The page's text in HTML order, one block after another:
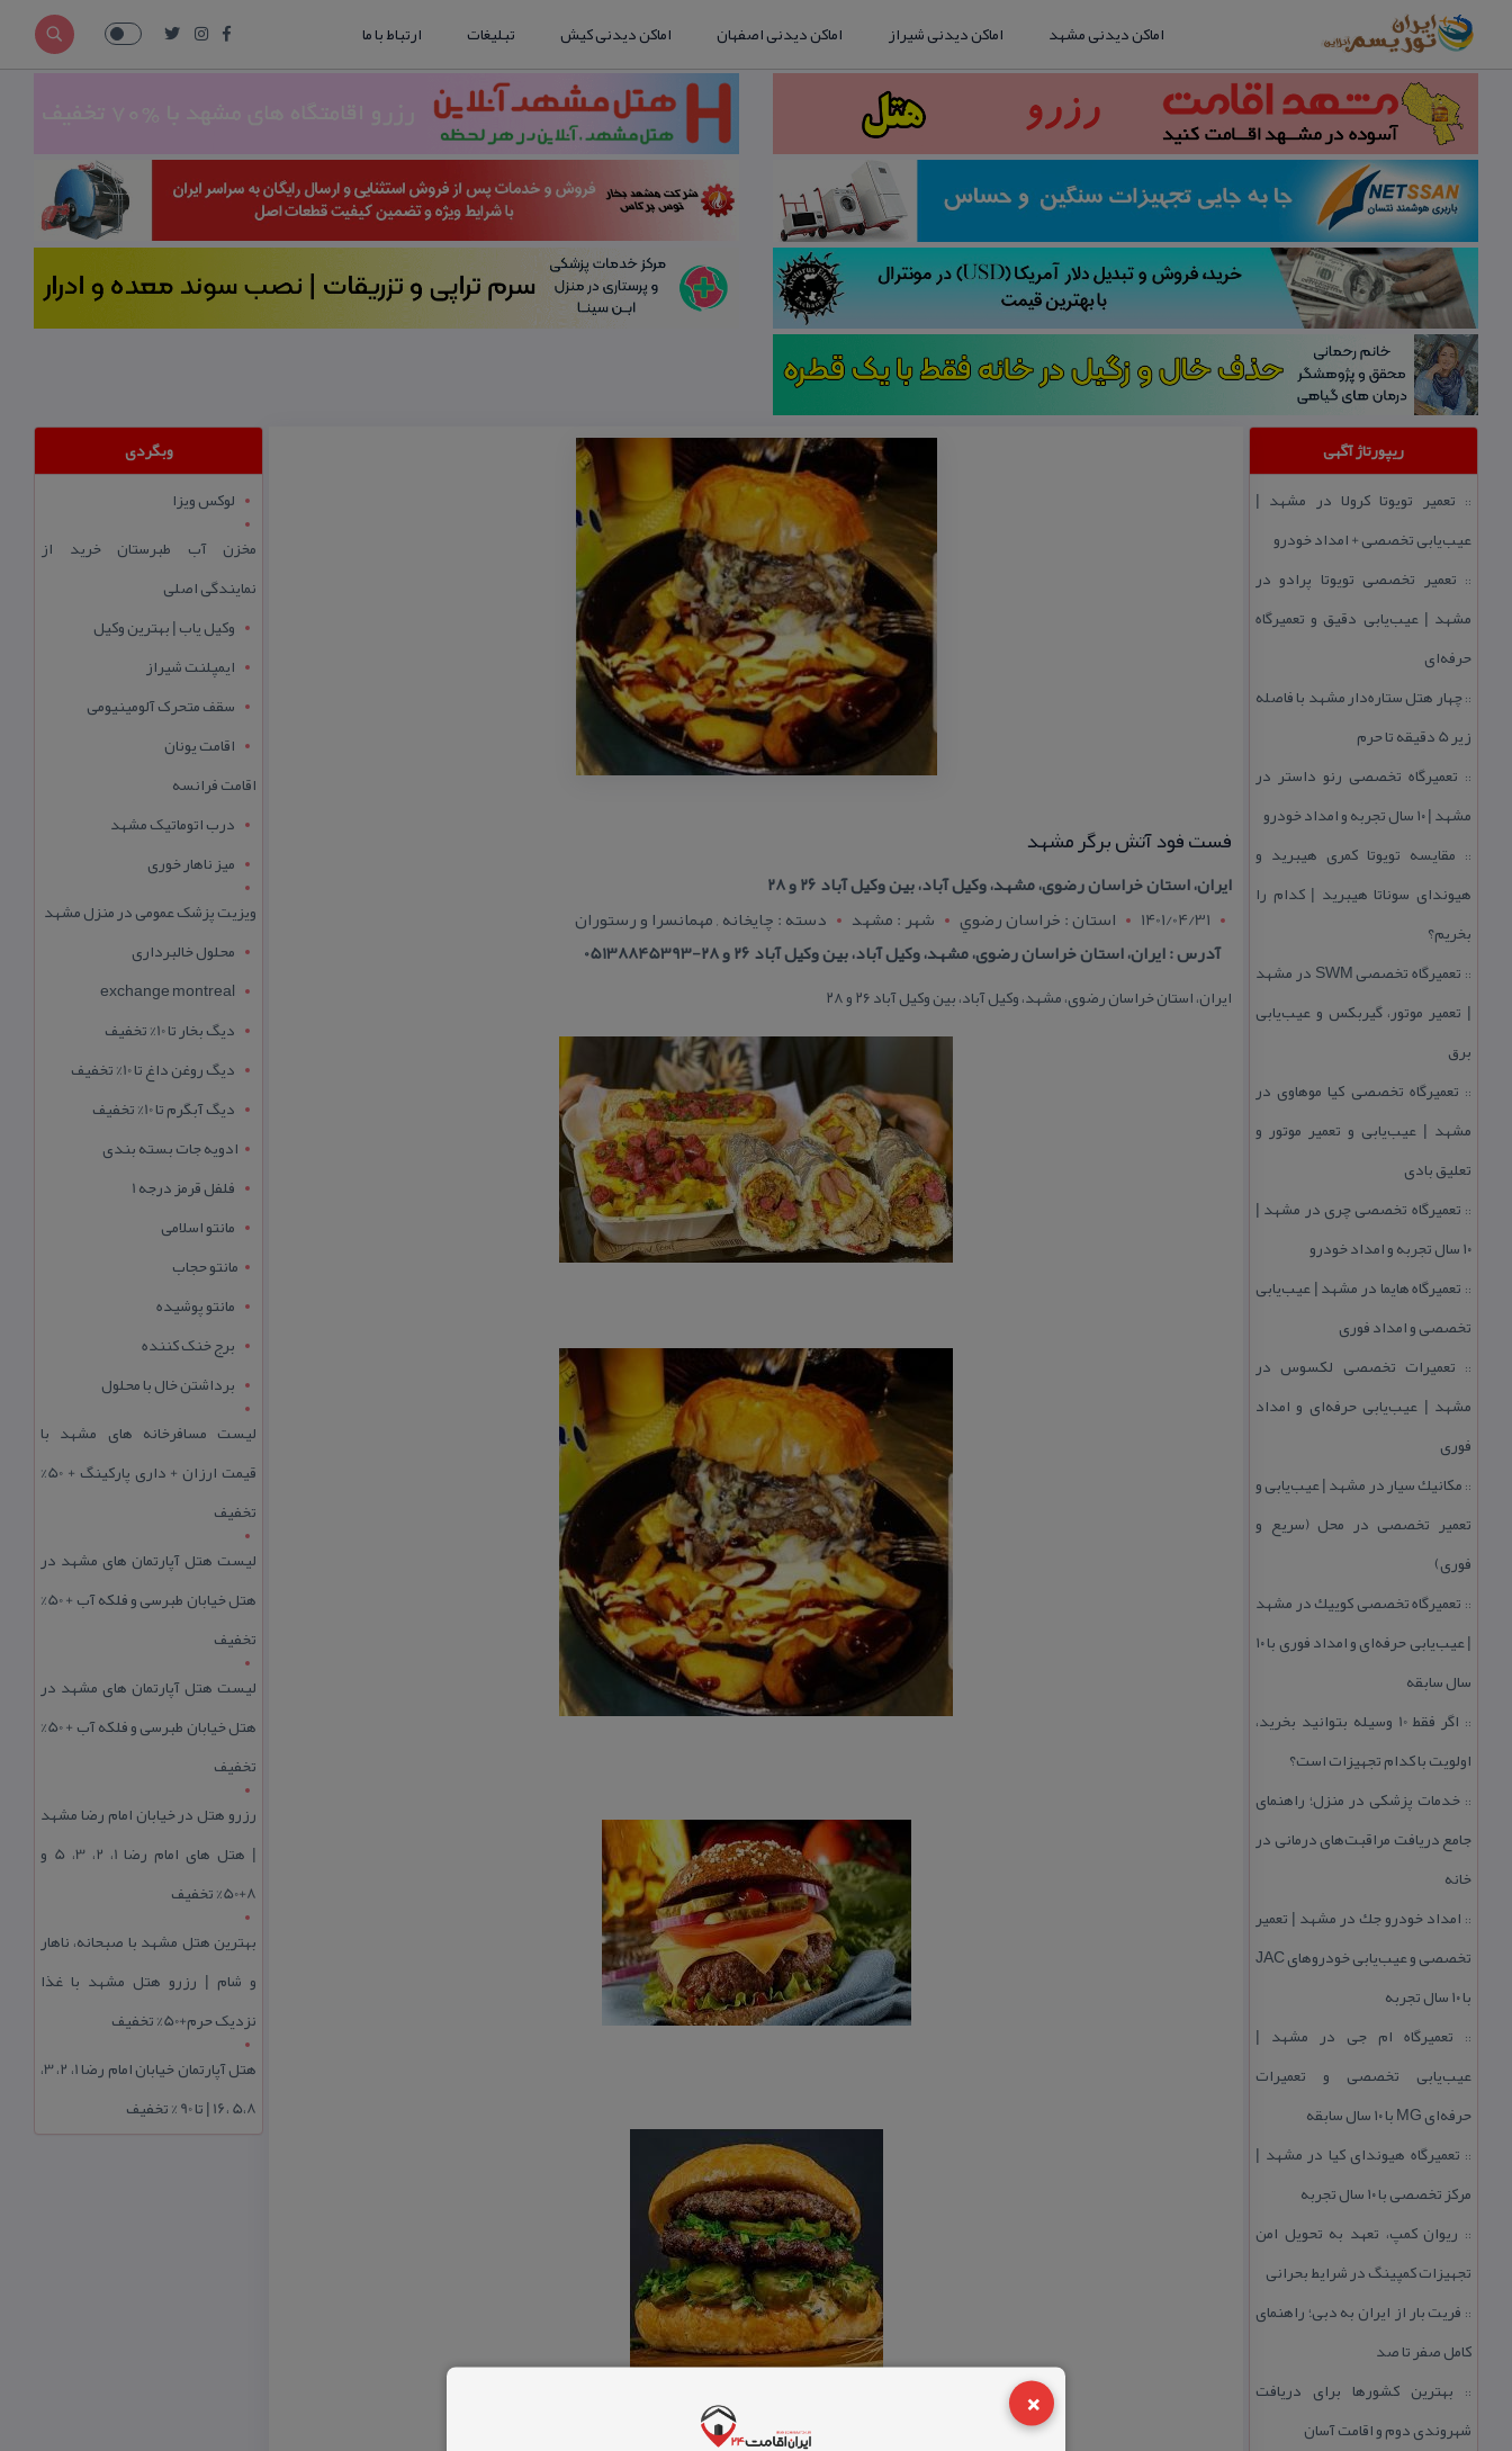
×
اماکن دیدنی مشهد اماکن دیدنی شیراز اماکن دیدنی اصفهان اماکن دیدنی کیش تبلیغات ارتباط با ما
ریپورتاژ آگهی
:: تعمیر تویوتا كرولا در مشهد |
عیب‌یابی تخصصی + امداد خودرو
:: تعمیر تخصصی تویوتا پرادو در
مشهد | عیب‌یابی دقیق و تعمیرگاه
حرفه‌ای
::چهار هتل‌ ستاره‌دار مشهد با فاصله
زیر 5 دقیقه تا حرم
:: تعمیرگاه تخصصی رنو داستر در
مشهد | ۱۰ سال تجربه و امداد خودرو
:: مقایسه تویوتا كمری هیبرید و
هیوندای سوناتا هیبرید | كدام را
بخریم؟
::
تعمیرگاه تخصصی SWM در مشهد
| تعمیر موتور، گیربكس و عیب‌یابی
برق
:: تعمیرگاه تخصصی كیا موهاوی در
مشهد | عیب‌یابی و تعمیر موتور و
تعلیق بادی
:: تعمیرگاه تخصصی چری در مشهد |
۱۰ سال تجربه و امداد خودرو
:: تعمیرگاه هایما در مشهد | عیب‌یابی
تخصصی و امداد فوری
:: تعمیرات تخصصی لكسوس در
مشهد | عیب‌یابی حرفه‌ای و امداد
فوری
:: مكانیك سیار در مشهد | عیب‌یابی و
تعمیر تخصصی در محل (سریع و
فوری)
:: تعمیرگاه تخصصی كوییك در مشهد
| عیب‌یابی حرفه‌ای و امداد فوری با ۱۰
سال سابقه
::
اگر فقط 10 وسیله بتوانید بخرید،
اولویت با كدام تجهیزات است؟
:: خدمات پزشكی در منزل؛ راهنمای
جامع دریافت مراقبت‌های درمانی در
خانه
:: امداد خودرو جك در مشهد | تعمیر
تخصصی و عیب‌یابی خودروهای JAC
با ۱۰ سال تجربه
:: تعمیرگاه ام جی در مشهد |
عیب‌یابی تخصصی و تعمیرات
حرفه‌ای MG با ۱۰ سال سابقه
:: تعمیرگاه هیوندای كیا در مشهد |
مركز تخصصی با ۱۰ سال تجربه
:: ریوان كمپ، تعهد به تحویل امن
تجهیزات كمپینگ در شرایط بحرانی
:: فریت بار از ایران به دبی؛ راهنمای
كامل صفر تا صد
:: بهترین كشورها برای دریافت
شهروندی دوم و اقامت آسان
فست فود آتش برگر مشهد
ایران، استان خراسان رضوی، مشهد، وكیل آباد، بین وكیل آباد ۲۶ و ۲۸
1401/04/31
استان : خراسان رضوي شهر : مشهد
دسته : چایخانه , مهمانسرا و رستوران
آدرس : ایران، استان خراسان رضوی، مشهد، وكیل آباد، بین وكیل آباد ۲۶ و ۲۸-05138845393
ایران، استان خراسان رضوی، مشهد، وكیل آباد، بین وكیل آباد ۲۶ و ۲۸
وبگردی
لوکس ویزا
مخزن آب طبرستان خرید از
نمایندگی اصلی
وکیل یاب | بهترین وکیل
ایمپلنت شیراز
سقف متحرک آلومینیومی
اقامت یونان
اقامت فرانسه
درب اتوماتیک مشهد
میز ناهار خوری
ویزیت پزشک عمومی در منزل مشهد
محلول خالبرداری
exchange montreal
دیگ بخار تا 10% تخفیف
دیگ روغن داغ تا 10% تخفیف
دیگ آبگرم تا 10% تخفیف
ادویه جات بسته بندی
فلفل قرمز درجه 1
مانتو اسلامی
مانتو حجاب
مانتو پوشیده
برج خنک کننده
برداشتن خال با محلول
لیست مسافرخانه های مشهد با
قیمت ارزان + داری پارکینگ + 50%
تخفیف
لیست هتل آپارتمان های مشهد در
هتل خیابان طبرسی و فلکه آب + 50%
تخفیف
لیست هتل آپارتمان های مشهد در
هتل خیابان طبرسی و فلکه آب + 50%
تخفیف
رزرو هتل در خیابان امام رضا مشهد
| هتل‌ های امام رضا 1، 2، 3، 5 و
8+50% تخفیف
بهترین هتل مشهد با صبحانه، ناهار
و شام | رزرو هتل مشهد با غذا
نزدیک حرم+50% تخفیف
هتل آپارتمان خیابان امام رضا 1، 2، 3،
5،8 ،16 | تا 90 % تخفیف